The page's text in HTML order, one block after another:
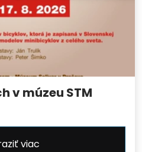
v múzeu STM
viac